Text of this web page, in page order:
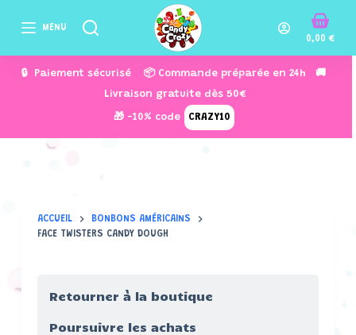
P
s
s
a
n
MENU
0,00€
🔒 Paiement sécurisé 📦 Commande préparée en 24h 🚚
Livraison gratuite dès 50€
🎁 -10% code CRAZY10
ACCUEIL
BONBONS AMÉRICAINS
FACE TWISTERS CANDY DOUGH
Poursuivre les achats
Retourner à la boutique